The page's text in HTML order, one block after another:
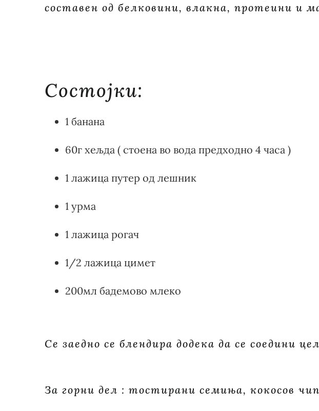
составен од белковини, влакна, протеини и
Состојки:
1 банана
60г хељда ( стоена во вода предходно 4 часа )
1 лажица путер од лешник
1 урма
1 лажица рогач
1/2 лажица цимет
200мл бадемово млеко
Се заедно се блендира додека да се соедини
За горни дел : тостирани семиња, кокосов